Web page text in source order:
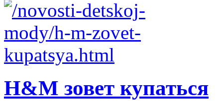
H&M зовет купаться